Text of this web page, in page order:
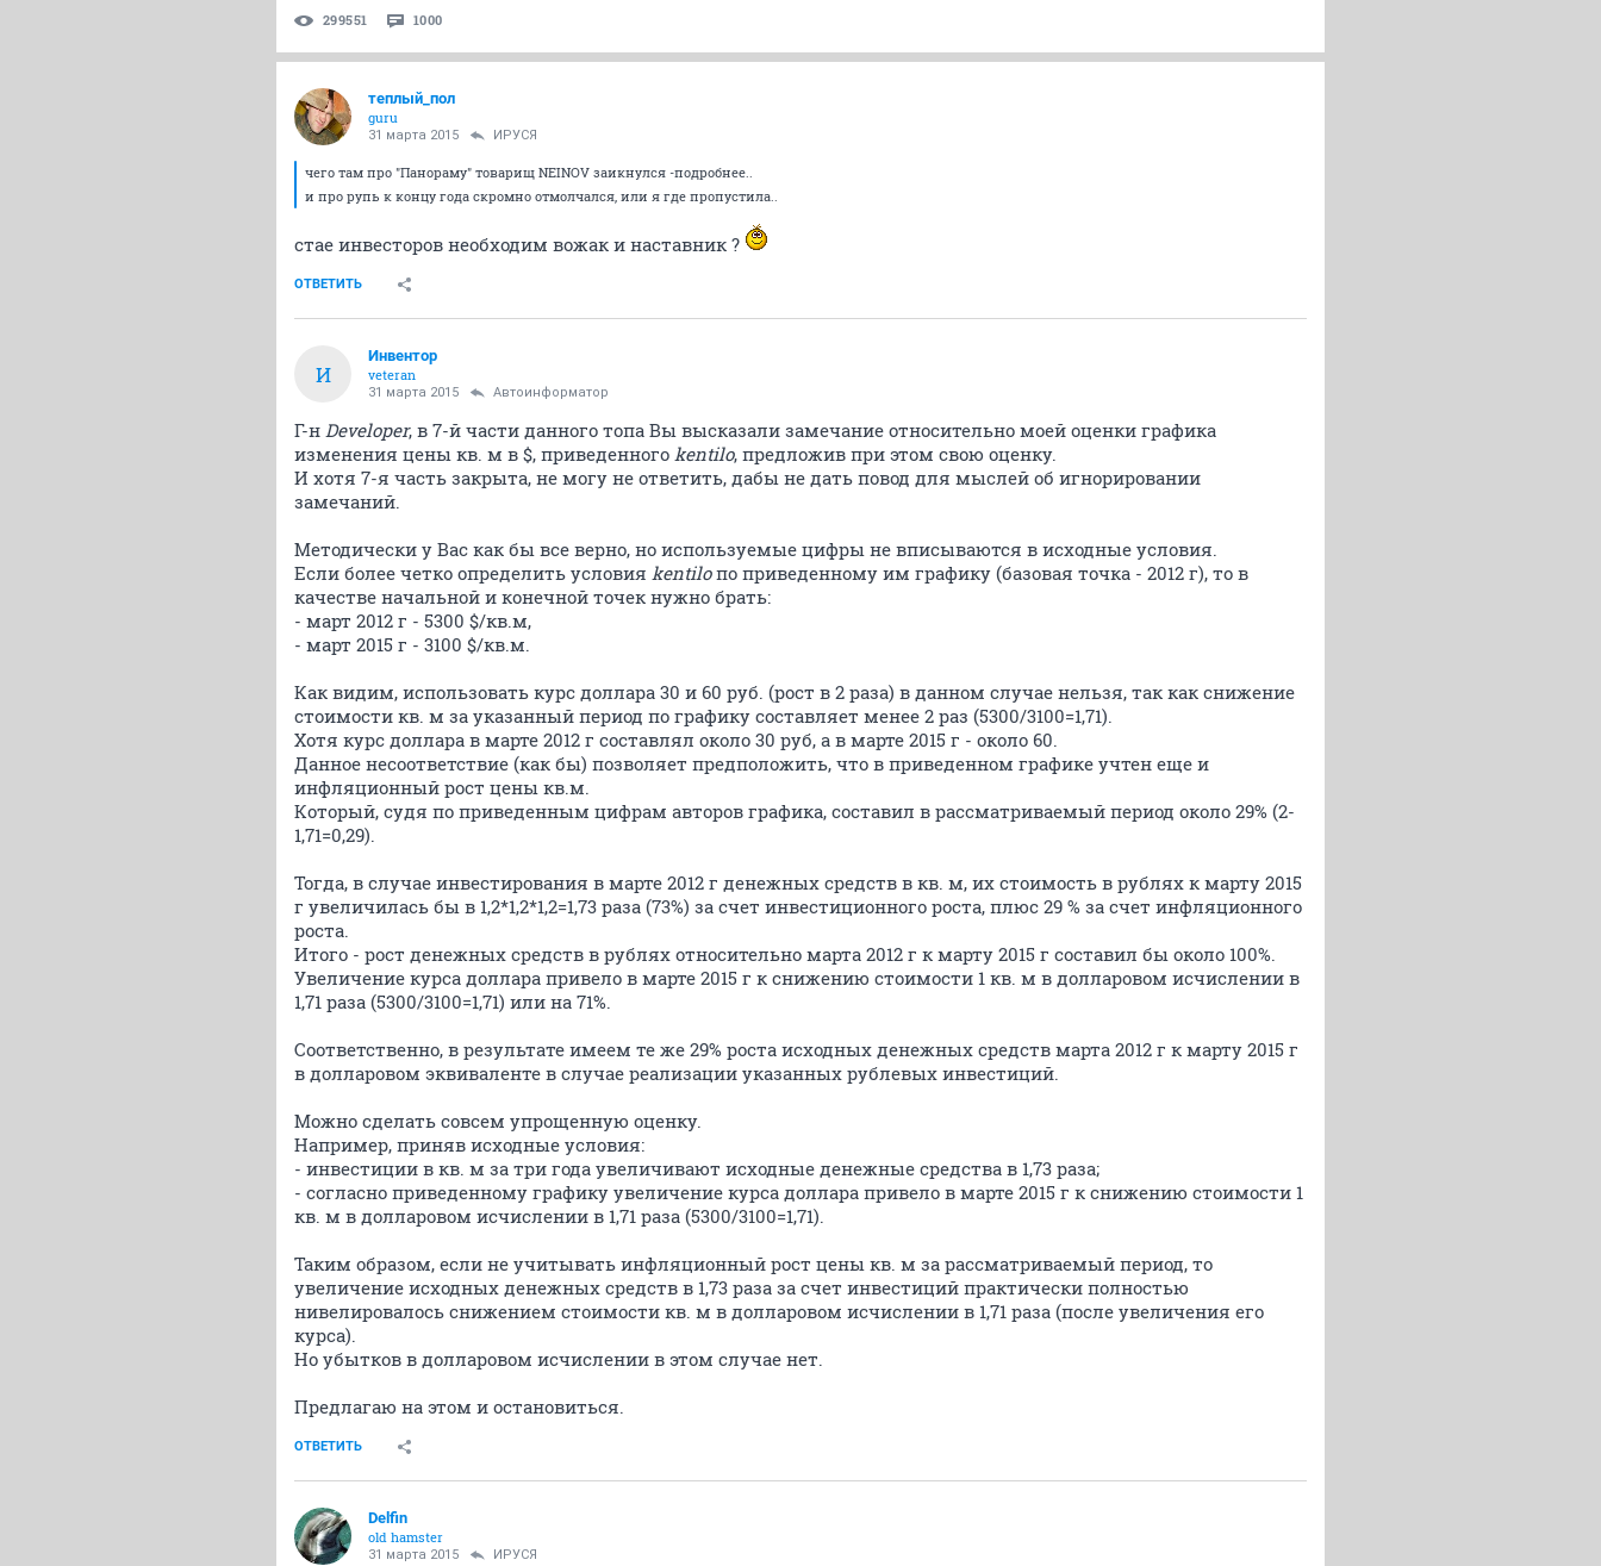
299551 1000
теплый_пол
guru
31 марта 2015 ИРУСЯ
чего там про "Панораму" товарищ NEINOV заикнулся -подробнее..
и про рупь к концу года скромно отмолчался, или я где пропустила..
стае инвесторов необходим вожак и наставник ?
ОТВЕТИТЬ
И
Инвентор
veteran
31 марта 2015 Автоинформатор
Г-н Developer, в 7-й части данного топа Вы высказали замечание относительно моей оценки графика
изменения цены кв. м в $, приведенного kentilo, предложив при этом свою оценку.
И хотя 7-я часть закрыта, не могу не ответить, дабы не дать повод для мыслей об игнорировании
замечаний.
Методически у Вас как бы все верно, но используемые цифры не вписываются в исходные условия.
Если более четко определить условия kentiloпо приведенному им графику (базовая точка - 2012 г), то в
качестве начальной и конечной точек нужно брать:
- март 2012 г - 5300 $/кв.м,
- март 2015 г - 3100 $/кв.м.
Как видим, использовать курс доллара 30 и 60 руб. (рост в 2 раза) в данном случае нельзя, так как снижение
стоимости кв. м за указанный период по графику составляет менее 2 раз (5300/3100=1,71).
Хотя курс доллара в марте 2012 г составлял около 30 руб, а в марте 2015 г - около 60.
Данное несоответствие (как бы) позволяет предположить, что в приведенном графике учтен еще и
инфляционный рост цены кв.м.
Который, судя по приведенным цифрам авторов графика, составил в рассматриваемый период около 29% (2-
1,71=0,29).
Тогда, в случае инвестирования в марте 2012 г денежных средств в кв. м, их стоимость в рублях к марту 2015
г увеличилась бы в 1,2*1,2*1,2=1,73 раза (73%) за счет инвестиционного роста, плюс 29 % за счет инфляционного
роста.
Итого - рост денежных средств в рублях относительно марта 2012 г к марту 2015 г составил бы около 100%.
Увеличение курса доллара привело в марте 2015 г к снижению стоимости 1 кв. м в долларовом исчислении в
1,71 раза (5300/3100=1,71) или на 71%.
Соответственно, в результате имеем те же 29% роста исходных денежных средств марта 2012 г к марту 2015 г
в долларовом эквиваленте в случае реализации указанных рублевых инвестиций.
Можно сделать совсем упрощенную оценку.
Например, приняв исходные условия:
- инвестиции в кв. м за три года увеличивают исходные денежные средства в 1,73 раза;
- согласно приведенному графику увеличение курса доллара привело в марте 2015 г к снижению стоимости 1
кв. м в долларовом исчислении в 1,71 раза (5300/3100=1,71).
Таким образом, если не учитывать инфляционный рост цены кв. м за рассматриваемый период, то
увеличение исходных денежных средств в 1,73 раза за счет инвестиций практически полностью
нивелировалось снижением стоимости кв. м в долларовом исчислении в 1,71 раза (после увеличения его
курса).
Но убытков в долларовом исчислении в этом случае нет.
Предлагаю на этом и остановиться.
ОТВЕТИТЬ
Delfin
old hamster
31 марта 2015 ИРУСЯ